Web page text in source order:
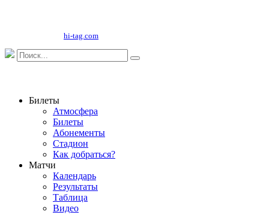
hi-tag.com
Билеты
Атмосфера
Билеты
Абонементы
Стадион
Как добраться?
Матчи
Календарь
Результаты
Таблица
Видео